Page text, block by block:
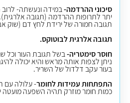
סיכוני ההרדמה-במידה ונעשתה- לרוב
יתר לתרופות ההרדמה (תגובה
תגובה חמורה של ירידת לחץ דם (שוק
תגובה אלרגית לבוטוקס.
חוסר סימטריה-בשל תגובת העור וכל
ניתן לצפות אותה מראש והיא יכולה
בעור עקב דלדול של השריר.
התפתחות עמידות לחומר- עלולה עם
כמות חומר מוזרק תהיה השפעה